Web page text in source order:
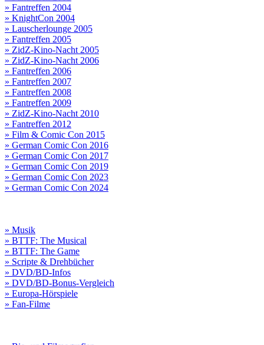
» Fantreffen 2004
» KnightCon 2004
» Lauscherlounge 2005
» Fantreffen 2005
» ZidZ-Kino-Nacht 2005
» ZidZ-Kino-Nacht 2006
» Fantreffen 2006
» Fantreffen 2007
» Fantreffen 2008
» Fantreffen 2009
» ZidZ-Kino-Nacht 2010
» Fantreffen 2012
» Film & Comic Con 2015
» German Comic Con 2016
» German Comic Con 2017
» German Comic Con 2019
» German Comic Con 2023
» German Comic Con 2024
» Musik
» BTTF: The Musical
» BTTF: The Game
» Scripte & Drehbücher
» DVD/BD-Infos
» DVD/BD-Bonus-Vergleich
» Europa-Hörspiele
» Fan-Filme